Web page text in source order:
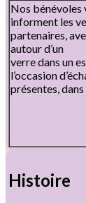
Nos bénévoles
informent les
partenaires,
autour d’un
verre dans un
l’occasion
présentes,
Histoire